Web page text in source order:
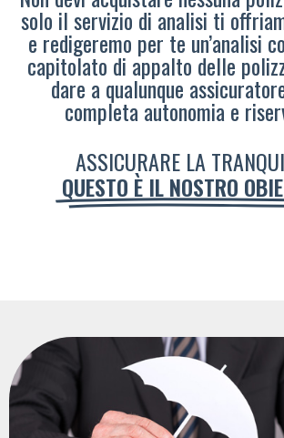
solo il servizio di analisi ti
e redigeremo per te un’analisi
capitolato di appalto delle
dare a qualunque
completa autonomia e
ASSICURARE LA
QUESTO È IL NOSTRO